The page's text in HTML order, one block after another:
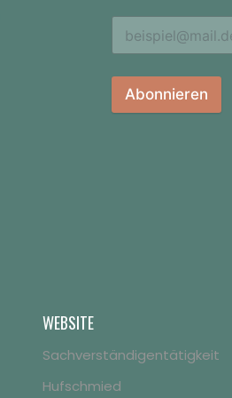
Abonnieren
WEBSITE
Sachverständigentätigkeit
Hufschmied